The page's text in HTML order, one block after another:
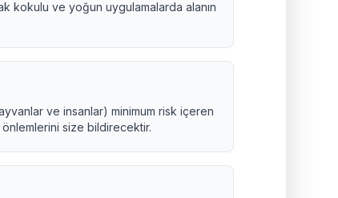
kokulu ve yoğun uygulamalarda alanın
ve insanlar) minimum risk içeren
önlemlerini size bildirecektir.